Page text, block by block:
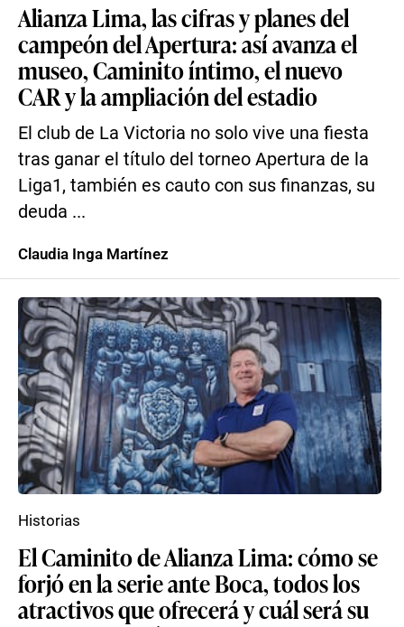
Alianza Lima, las cifras y planes del
campeón del Apertura: así avanza el
museo, Caminito íntimo, el nuevo
CAR y la ampliación del estadio
El club de La Victoria no solo vive una fiesta
tras ganar el título del torneo Apertura de la
Liga1, también es cauto con sus finanzas, su
deuda ...
Claudia Inga Martínez
El Caminito de Alianza Lima: cómo se
forjó en la serie ante Boca, todos los
atractivos que ofrecerá y cuál será su
Historias